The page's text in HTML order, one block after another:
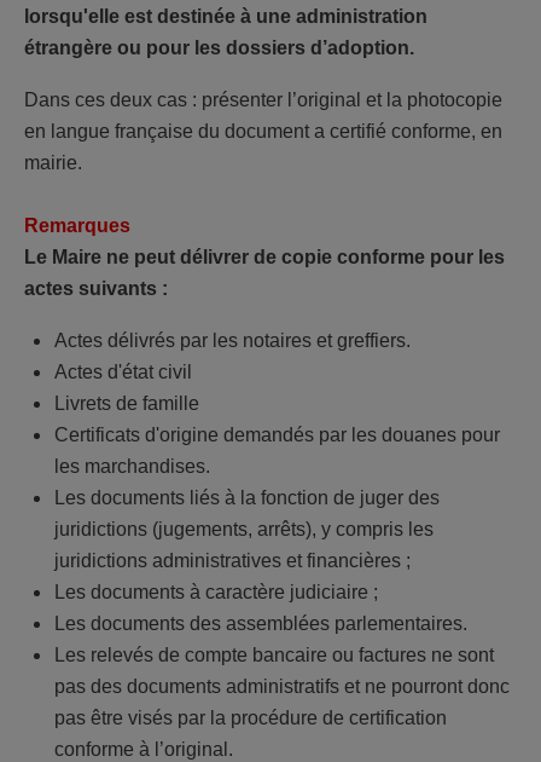
lorsqu'elle est destinée à une administration
étrangère ou pour les dossiers d’adoption.
Dans ces deux cas : présenter l’original et la photocopie
en langue française du document a certifié conforme, en
mairie.
Remarques
Le Maire ne peut délivrer de copie conforme pour les
actes suivants :
Actes délivrés par les notaires et greffiers.
Actes d'état civil
Livrets de famille
Certificats d'origine demandés par les douanes pour
les marchandises.
Les documents liés à la fonction de juger des
juridictions (jugements, arrêts), y compris les
juridictions administratives et financières ;
Les documents à caractère judiciaire ;
Les documents des assemblées parlementaires.
Les relevés de compte bancaire ou factures ne sont
pas des documents administratifs et ne pourront donc
pas être visés par la procédure de certification
conforme à l’original.